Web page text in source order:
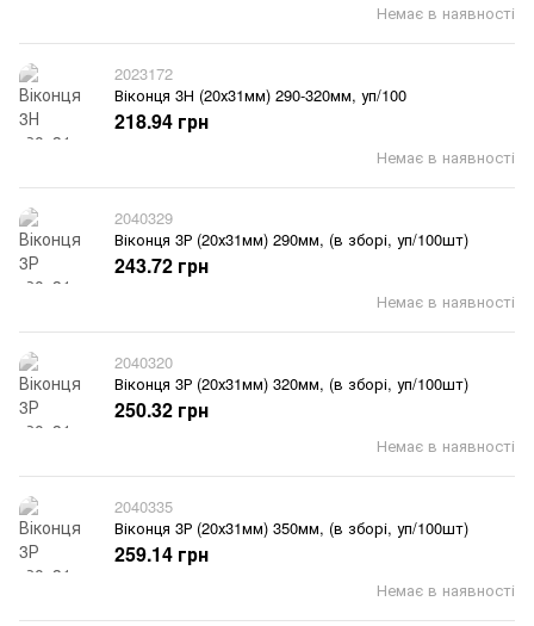
Немає в наявності
2023172
Віконця 3Н (20х31мм) 290-320мм, уп/100
Немає в наявності
218.94 грн
2040329
Віконця 3Р (20х31мм) 290мм, (в зборі, уп/100шт)
Немає в наявності
243.72 грн
2040320
Віконця 3Р (20х31мм) 320мм, (в зборі, уп/100шт)
Немає в наявності
250.32 грн
2040335
Віконця 3Р (20х31мм) 350мм, (в зборі, уп/100шт)
Немає в наявності
259.14 грн